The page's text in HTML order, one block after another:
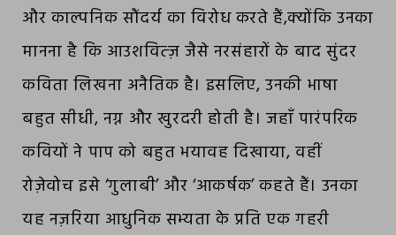
और काल्पनिक सौंदर्य का विरोध करते हैं,क्योंकि उनका
मानना है कि आउशवित्ज़ जैसे नरसंहारों के बाद सुंदर
कविता लिखना अनैतिक है। इसलिए, उनकी भाषा
बहुत सीधी, नग्न और खुरदरी होती है। जहाँ पारंपरिक
कवियों ने पाप को बहुत भयावह दिखाया, वहीं
रोज़ेवोच इसे ‘गुलाबी’ और ‘आकर्षक’ कहते हैं। उनका
यह नज़रिया आधुनिक सभ्यता के प्रति एक गहरी